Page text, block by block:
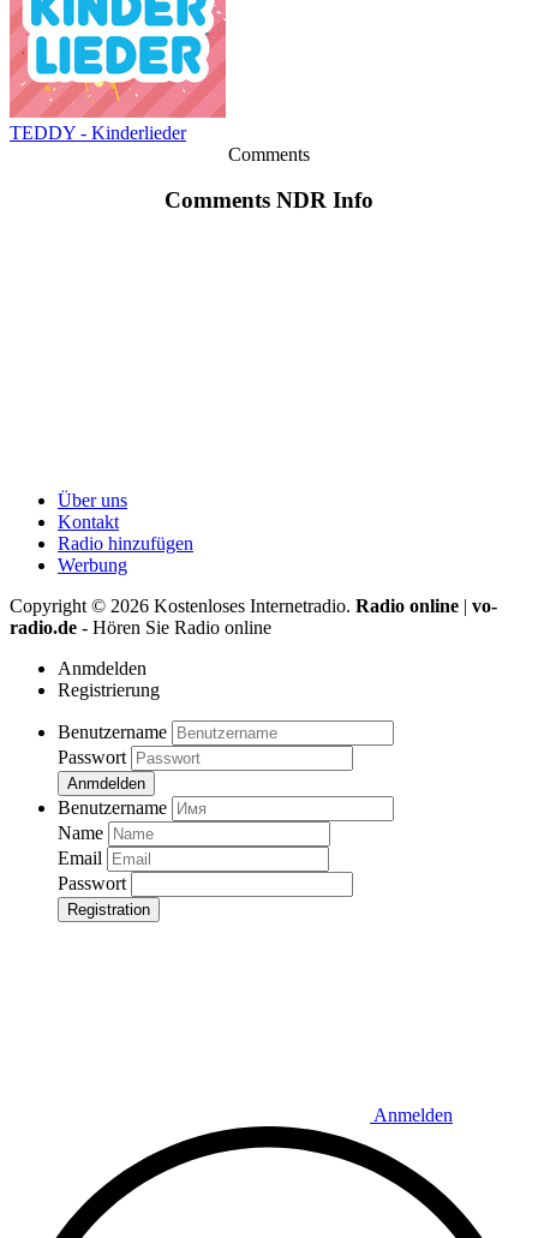
TEDDY - Kinderlieder
Comments
Comments NDR Info
Über uns
Kontakt
Radio hinzufügen
Werbung
Copyright © 2026 Kostenloses Internetradio. Radio online | vo-
radio.de - Hören Sie Radio online
Anmdelden
Registrierung
Benutzername
Passwort
Anmdelden
Benutzername
Name
Email
Passwort
Registration
Anmelden